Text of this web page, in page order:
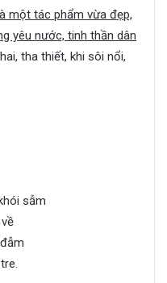
một tác phẩm vừa đẹp,
yêu nước, tinh thần dân
tha thiết, khi sôi nổi,
sẫm